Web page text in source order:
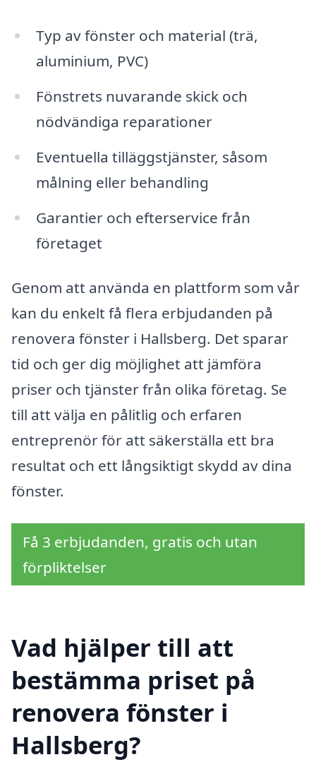
Typ av fönster och material (trä,
aluminium, PVC)
Fönstrets nuvarande skick och
nödvändiga reparationer
Eventuella tilläggstjänster, såsom
målning eller behandling
Garantier och efterservice från
företaget
Genom att använda en plattform som vår
kan du enkelt få flera erbjudanden på
renovera fönster i Hallsberg. Det sparar
tid och ger dig möjlighet att jämföra
priser och tjänster från olika företag. Se
till att välja en pålitlig och erfaren
entreprenör för att säkerställa ett bra
resultat och ett långsiktigt skydd av dina
fönster.
Få 3 erbjudanden, gratis och utan
förpliktelser
Vad hjälper till att
bestämma priset på
renovera fönster i
Hallsberg?